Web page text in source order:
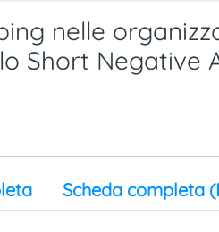
nelle
Short Negative
Scheda completa